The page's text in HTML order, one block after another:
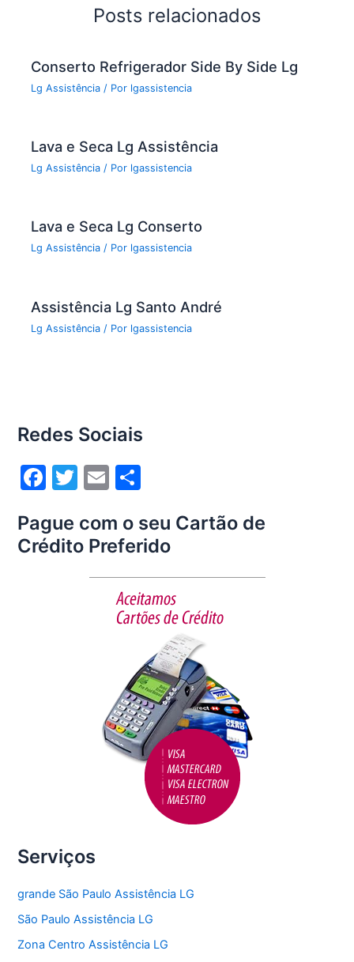
k
Posts relacionados
Conserto Refrigerador Side By Side Lg
Lg Assistência / Por lgassistencia
Lava e Seca Lg Assistência
Lg Assistência / Por lgassistencia
Lava e Seca Lg Conserto
Lg Assistência / Por lgassistencia
Assistência Lg Santo André
Lg Assistência / Por lgassistencia
Redes Sociais
F
c
e
T
itt
er
E
ai
l
ar
e
Pague com o seu Cartão de
Crédito Preferido
Serviços
grande São Paulo Assistência LG
São Paulo Assistência LG
Zona Centro Assistência LG